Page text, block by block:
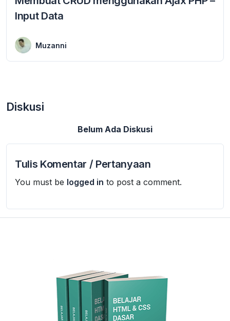
Input Data
Muzanni
Diskusi
Belum Ada Diskusi
Tulis Komentar / Pertanyaan
You must be logged in to post a comment.